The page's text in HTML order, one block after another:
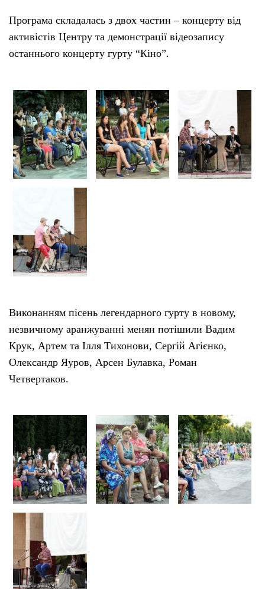
Програма складалась з двох частин – концерту від
активістів Центру та демонстрації відеозапису
останнього концерту гурту “Кіно”.
Виконанням пісень легендарного гурту в новому,
незвичному аранжуванні менян потішили Вадим
Крук, Артем та Ілля Тихонови, Сергій Агієнко,
Олександр Яуров, Арсен Булавка, Роман
Четвертаков.